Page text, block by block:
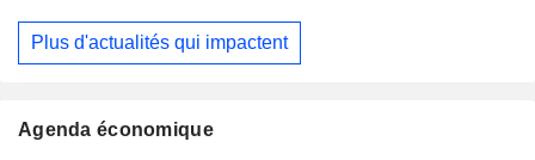
Plus d'actualités qui impactent
Agenda économique